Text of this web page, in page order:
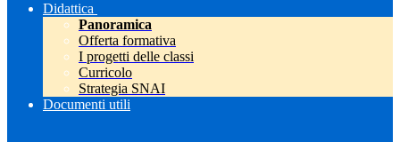
Didattica
Panoramica
Offerta formativa
I progetti delle classi
Curricolo
Strategia SNAI
Documenti utili